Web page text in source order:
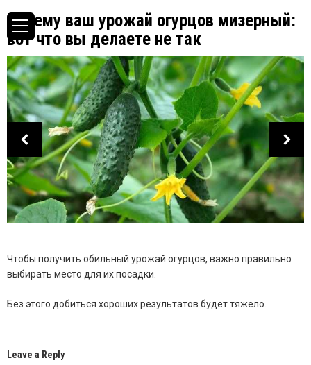
Почему ваш урожай огурцов мизерный:
вот что вы делаете не так
Чтобы получить обильный урожай огурцов, важно правильно
выбирать место для их посадки.
Без этого добиться хороших результатов будет тяжело.
Leave a Reply